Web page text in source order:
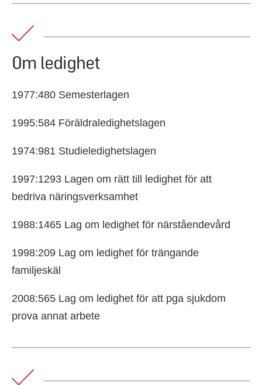
Om ledighet
1977:480 Semesterlagen
1995:584 Föräldraledighetslagen
1974:981 Studieledighetslagen
1997:1293 Lagen om rätt till ledighet för att
bedriva näringsverksamhet
1988:1465 Lag om ledighet för närståendevård
1998:209 Lag om ledighet för trängande
familjeskäl
2008:565 Lag om ledighet för att pga sjukdom
prova annat arbete